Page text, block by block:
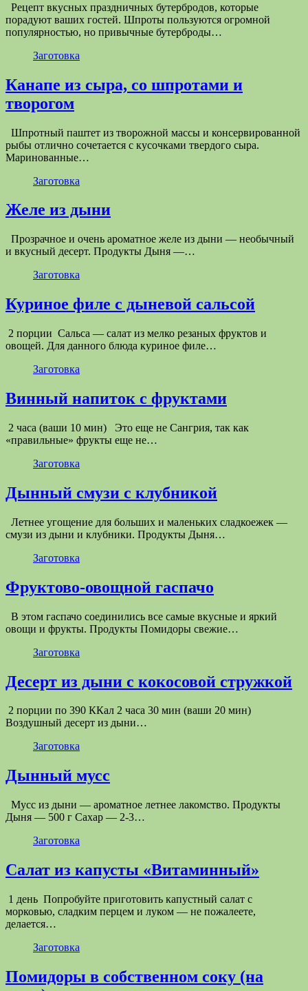
Рецепт вкусных праздничных бутербродов, которые
порадуют ваших гостей. Шпроты пользуются огромной
популярностью, но привычные бутерброды…
Заготовка
Канапе из сыра, со шпротами и
творогом
Шпротный паштет из творожной массы и консервированной
рыбы отлично сочетается с кусочками твердого сыра.
Маринованные…
Заготовка
Желе из дыни
Прозрачное и очень ароматное желе из дыни — необычный
и вкусный десерт. Продукты Дыня —…
Заготовка
Куриное филе с дыневой сальсой
2 порции Сальса — салат из мелко резаных фруктов и
овощей. Для данного блюда куриное филе…
Заготовка
Винный напиток с фруктами
2 часа (ваши 10 мин) Это еще не Сангрия, так как
«правильные» фрукты еще не…
Заготовка
Дынный смузи с клубникой
Летнее угощение для больших и маленьких сладкоежек —
смузи из дыни и клубники. Продукты Дыня…
Заготовка
Фруктово-овощной гаспачо
В этом гаспачо соединились все самые вкусные и яркий
овощи и фрукты. Продукты Помидоры свежие…
Заготовка
Десерт из дыни с кокосовой стружкой
2 порции по 390 ККал 2 часа 30 мин (ваши 20 мин)
Воздушный десерт из дыни…
Заготовка
Дынный мусс
Мусс из дыни — ароматное летнее лакомство. Продукты
Дыня — 500 г Сахар — 2-3…
Заготовка
Салат из капусты «Витаминный»
1 день Попробуйте приготовить капустный салат с
морковью, сладким перцем и луком — не пожалеете,
делается…
Заготовка
Помидоры в собственном соку (на